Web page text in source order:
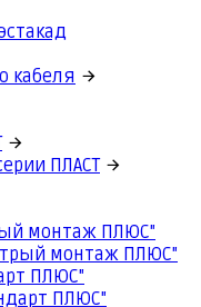
кабеля
ПЛАСТ
монтаж ПЛЮС"
монтаж ПЛЮС"
ПЛЮС"
ПЛЮС"